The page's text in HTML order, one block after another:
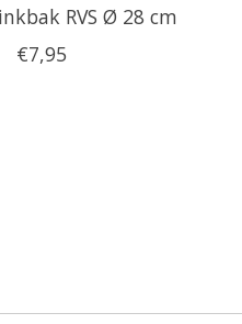
RVS Ø 28 cm
€7,95